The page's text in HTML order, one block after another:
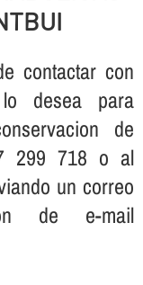
contactar con
desea para
de
299 718 o al
un correo
de e-mail